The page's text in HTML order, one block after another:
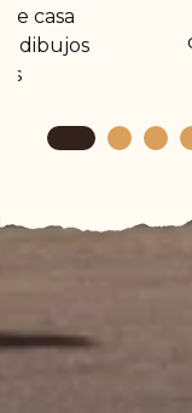
casa
dibujos